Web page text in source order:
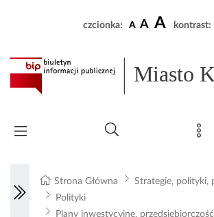
czcionka: A A A kontrast:
Miasto
Strona Główna
Strategie, polityki,
Polityki
Plany inwestycyjne,